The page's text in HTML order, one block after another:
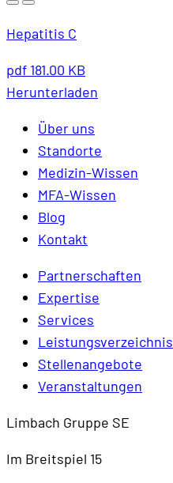
Hepatitis C
pdf 181.00 KB
Herunterladen
Über uns
Standorte
Medizin-Wissen
MFA-Wissen
Blog
Kontakt
Partnerschaften
Expertise
Services
Leistungsverzeichnis
Stellenangebote
Veranstaltungen
Limbach Gruppe SE
Im Breitspiel 15